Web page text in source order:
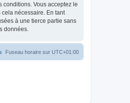
conditions. Vous acceptez le
cela nécessaire. En tant
à une tierce partie sans
données.
Fuseau horaire sur UTC+01:00